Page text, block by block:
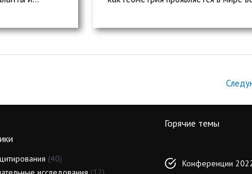
(40)
Горячие темы
Конференции